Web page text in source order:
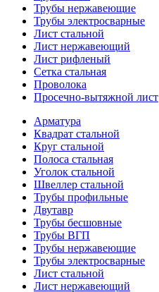
Трубы нержавеющие
Трубы электросварные
Лист стальной
Лист нержавеющий
Лист рифленый
Сетка стальная
Проволока
Просечно-вытяжной лист
Арматура
Квадрат стальной
Круг стальной
Полоса стальная
Уголок стальной
Швеллер стальной
Трубы профильные
Двутавр
Трубы бесшовные
Трубы ВГП
Трубы нержавеющие
Трубы электросварные
Лист стальной
Лист нержавеющий